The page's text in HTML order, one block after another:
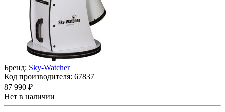
Бренд: Sky-Watcher
Код производителя: 67837
87 990 ₽
Нет в наличии